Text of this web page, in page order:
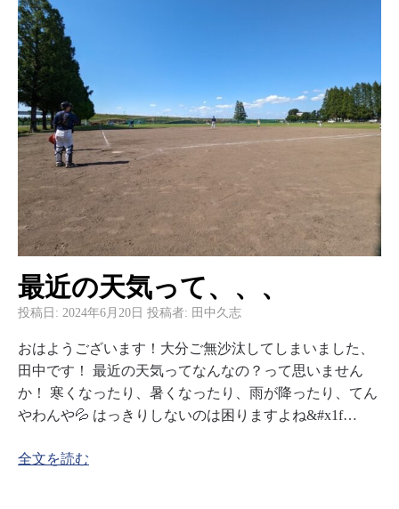
最近の天気って、、、
投稿日: 2024年6月20日 投稿者: 田中久志
おはようございます！大分ご無沙汰してしまいました、
田中です！ 最近の天気ってなんなの？って思いません
か！ 寒くなったり、暑くなったり、雨が降ったり、てん
やわんや💦 はっきりしないのは困りますよね&#x1f…
全文を読む